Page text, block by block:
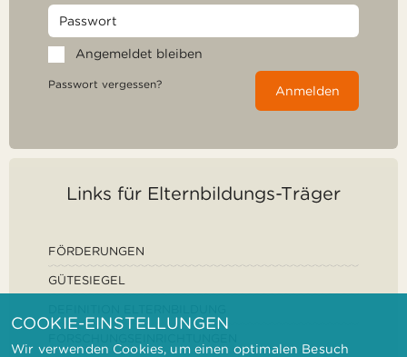
Angemeldet bleiben
Passwort vergessen? Anmelden
Links für Elternbildungs-Träger
FÖRDERUNGEN
GÜTESIEGEL
COOKIE-EINSTELLUNGEN
Wir verwenden Cookies, um einen optimalen Besuch